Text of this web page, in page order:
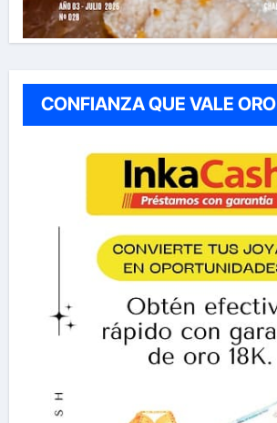
CONFIANZA QUE VALE ORO